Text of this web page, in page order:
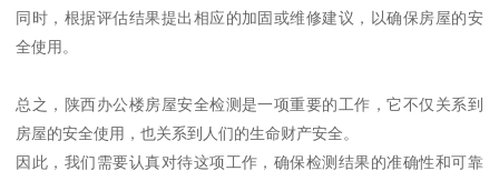
同时，根据评估结果提出相应的加固或维修建议，以确保房屋的安
全使用。
总之，陕西办公楼房屋安全检测是一项重要的工作，它不仅关系到
房屋的安全使用，也关系到人们的生命财产安全。
因此，我们需要认真对待这项工作，确保检测结果的准确性和可靠